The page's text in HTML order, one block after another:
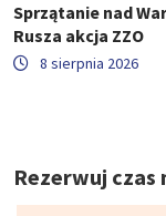
Sprzątanie nad
Rusza akcja ZZO
8 sierpnia 2026
Rezerwuj czas